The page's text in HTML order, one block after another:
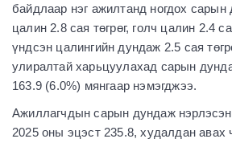
байдлаар нэг ажилтанд ногдох
цалин 2.8 сая төгрөг, голч цалин 2.4
үндсэн цалингийн дундаж 2.5 сая
улиралтай харьцуулахад сарын
163.9 (6.0%) мянгаар нэмэгджээ.
Ажиллагчдын сарын дундаж нэрлэсэн
2025 оны эцэст 235.8, худалдан авах